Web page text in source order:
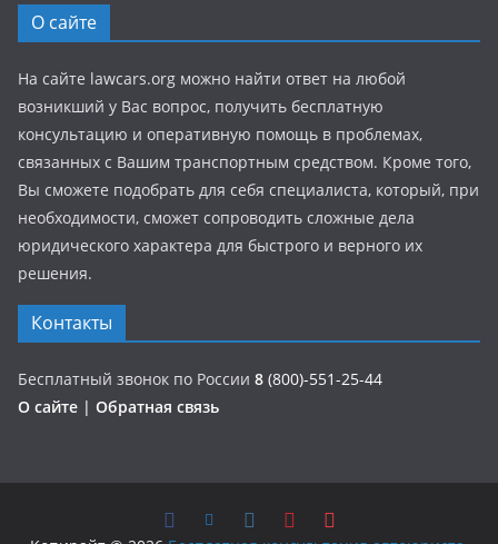
О сайте
На сайте lawcars.org можно найти ответ на любой
возникший у Вас вопрос, получить бесплатную
консультацию и оперативную помощь в проблемах,
связанных с Вашим транспортным средством. Кроме того,
Вы сможете подобрать для себя специалиста, который, при
необходимости, сможет сопроводить сложные дела
юридического характера для быстрого и верного их
решения.
Контакты
Бесплатный звонок по России 8 (800)-551-25-44
О сайте | Обратная связь